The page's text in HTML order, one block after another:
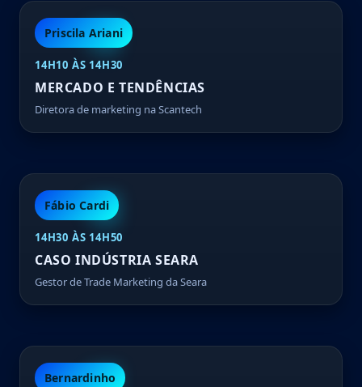
Priscila Ariani
14H10 ÀS 14H30
MERCADO E TENDÊNCIAS
Diretora de marketing na Scantech
Fábio Cardi
14H30 ÀS 14H50
CASO INDÚSTRIA SEARA
Gestor de Trade Marketing da Seara
Bernardinho